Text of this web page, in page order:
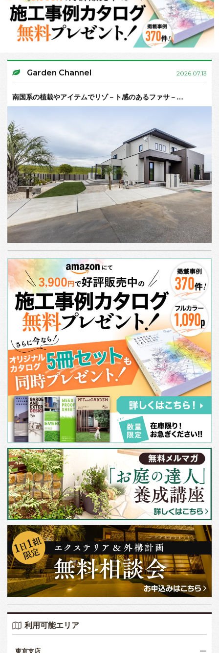
Garden Channel 2026.07.13
南国系の植栽やアイテムでリゾ－ト感のあるファサ－…
利用可能エリア
東京支店